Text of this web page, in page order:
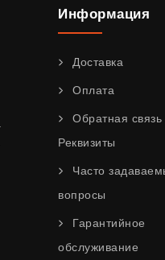
Информация
Доставка
Оплата
Обратная связь
Реквизиты
Часто
вопросы
Гарантийное
обслуживание